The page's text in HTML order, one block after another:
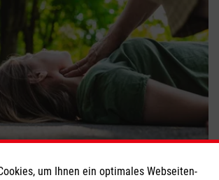
um Ihnen ein optimales Webseiten-